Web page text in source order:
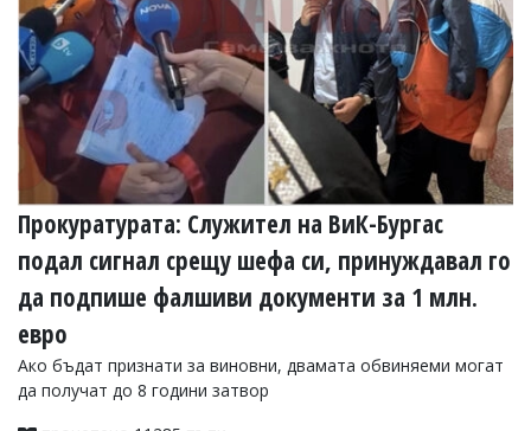
Прокуратурата: Служител на ВиК-Бургас
подал сигнал срещу шефа си, принуждавал го
да подпише фалшиви документи за 1 млн.
евро
Ако бъдат признати за виновни, двамата обвиняеми могат
да получат до 8 години затвор